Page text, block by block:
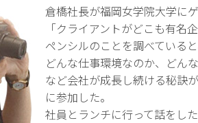
倉橋社長が福岡女学院大学に
「クライアントがどこも有名
ペンシルのことを調べている
どんな仕事環境なのか、どん
など会社が成長し続ける秘訣
に参加した。
社員とランチに行って話をし